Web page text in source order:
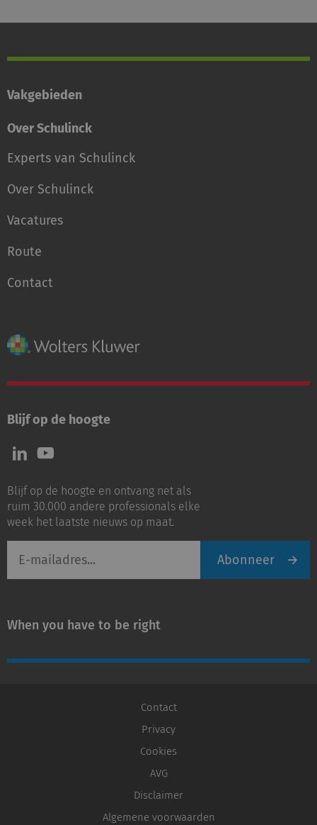
Vakgebieden
Over Schulinck
Experts van Schulinck
Over Schulinck
Vacatures
Route
Contact
Blijf op de hoogte
Volg
ons
LinkedIn
Volg
ons
Youtube
Blijf op de hoogte en ontvang net als
ruim 30.000 andere professionals elke
week het laatste nieuws op maat.
mailadres
Abonneer
When you have to be right
Contact
Privacy
Cookies
AVG
Disclaimer
Algemene voorwaarden